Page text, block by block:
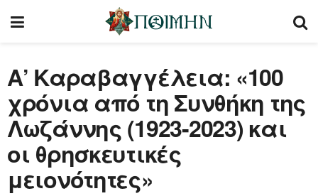
Α’ Καραβαγγέλεια: «100
χρόνια από τη Συνθήκη της
Λωζάννης (1923-2023) και
οι θρησκευτικές
μειονότητες»